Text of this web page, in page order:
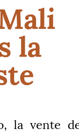
la
la vente